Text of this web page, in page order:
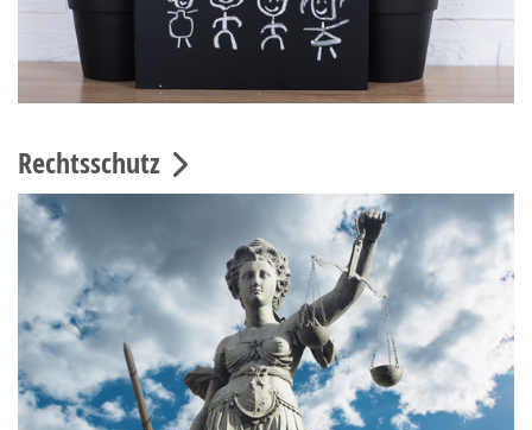
Rechtsschutz